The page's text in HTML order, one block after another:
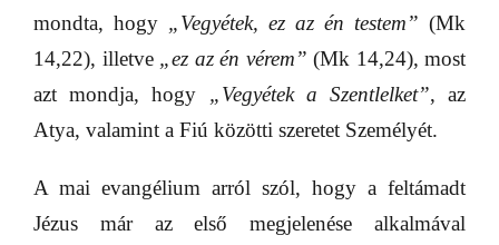
mondta, hogy „Vegyétek, ez az én testem” (Mk
14,22), illetve „ez az én vérem” (Mk 14,24), most
azt mondja, hogy „Vegyétek a Szentlelket”, az
Atya, valamint a Fiú közötti szeretet Személyét.
A mai evangélium arról szól, hogy a feltámadt
Jézus már az első megjelenése alkalmával